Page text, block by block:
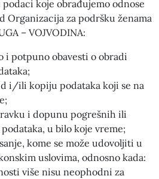
koje obrađujemo odnose
Organizacija za podršku ženama
– VOJVODINA:
i potpuno obavesti o obradi
i/ili kopiju podataka koji se na
i dopunu pogrešnih ili
u bilo koje vreme;
kome se može udovoljiti u
uslovima, odnosno kada:
više nisu neophodni za